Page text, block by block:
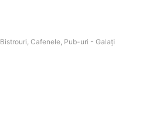
Bistrouri, Cafenele, Pub-uri - Galaţi